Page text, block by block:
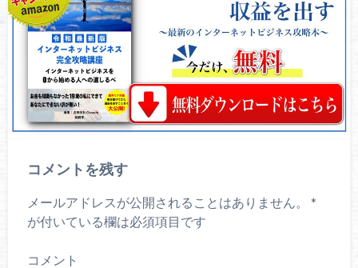
コメントを残す
メールアドレスが公開されることはありません。
*
が付いている欄は必須項目です
コメント